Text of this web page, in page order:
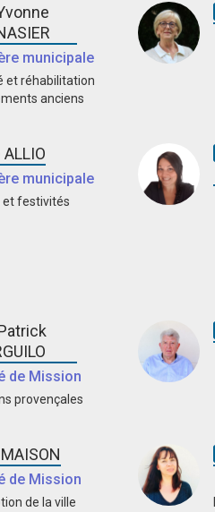
municipale
et réhabilitation
anciens
municipale
et festivités
de Mission
provençales
de Mission
de la ville